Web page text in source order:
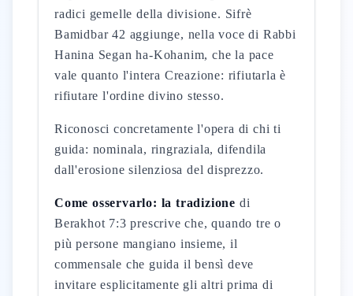
radici gemelle della divisione. Sifrè
Bamidbar 42 aggiunge, nella voce di Rabbi
Hanina Segan ha-Kohanim, che la pace
vale quanto l'intera Creazione: rifiutarla è
rifiutare l'ordine divino stesso.
Riconosci concretamente l'opera di chi ti
guida: nominala, ringraziala, difendila
dall'erosione silenziosa del disprezzo.
Come osservarlo: la tradizione di
Berakhot 7:3 prescrive che, quando tre o
più persone mangiano insieme, il
commensale che guida il bensì deve
invitare esplicitamente gli altri prima di